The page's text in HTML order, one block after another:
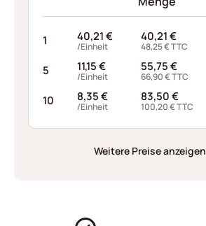
1 40,21€
/Einheit
40,21€
48,25€TTC
5 11,15€
/Einheit
55,75€
66,90€TTC
10 8,35€
/Einheit
83,50€
100,20€TTC
Weitere Preise anzeigen